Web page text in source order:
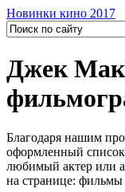
Новинки кино 2017
Джек
Благодаря нашим
оформленный
любимый актер или
на странице: фильмы